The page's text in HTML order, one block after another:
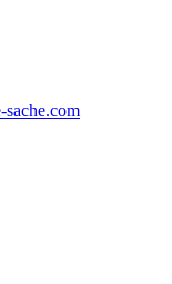
sache.com